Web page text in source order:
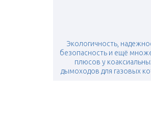
Экологичность,
безопасность и ещё
плюсов у
дымоходов для газовых